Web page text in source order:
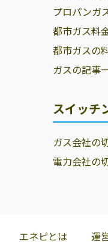
プロパンガ
都市ガス料
都市ガスの
ガスの記事
スイッチ
ガス会社の
電力会社の
エネピとは 運